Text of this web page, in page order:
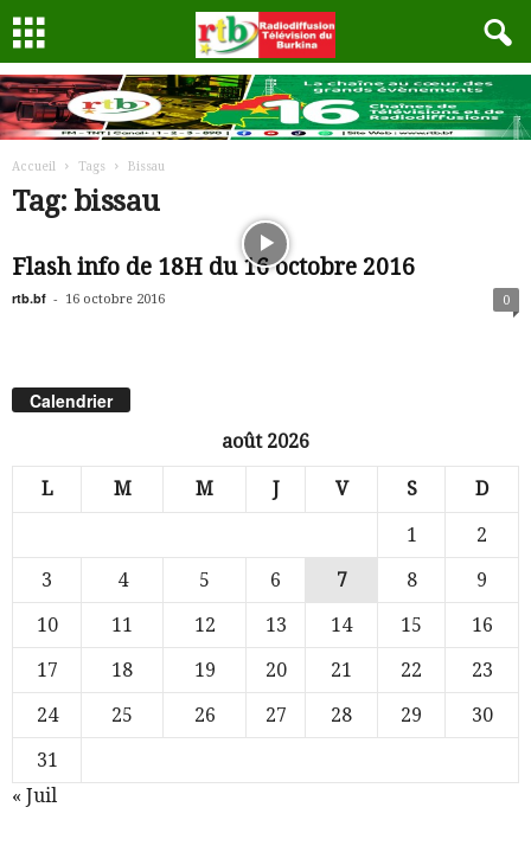
Accueil Tags Bissau
Tag: bissau
Flash info de 18H du 16 octobre 2016
rtb.bf - 16 octobre 2016 0
Calendrier
août 2026
L M M J V S D
1
2
3
4 5 6 7 8
9
10
11 12 13 14 15
16
17
18 19 20 21 22
23
24
25 26 27 28 29
30
31
« Juil